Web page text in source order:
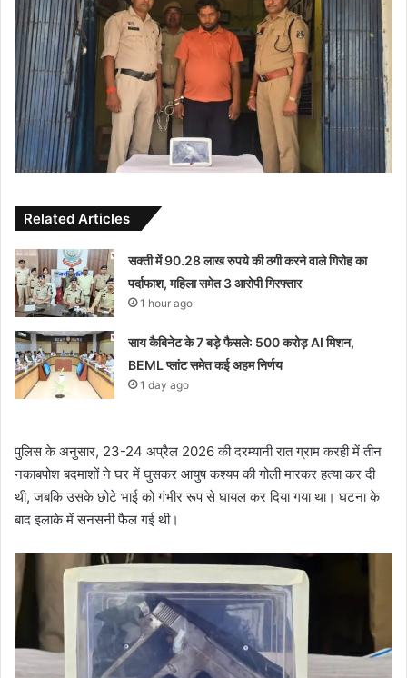
Related Articles
सक्ती में 90.28 लाख रुपये की ठगी करने वाले गिरोह का
पर्दाफाश, महिला समेत 3 आरोपी गिरफ्तार
1 hour ago
साय कैबिनेट के 7 बड़े फैसले: 500 करोड़ AI मिशन,
BEML प्लांट समेत कई अहम निर्णय
1 day ago
पुलिस के अनुसार, 23-24 अप्रैल 2026 की दरम्यानी रात ग्राम करही में तीन
नकाबपोश बदमाशों ने घर में घुसकर आयुष कश्यप की गोली मारकर हत्या कर दी
थी, जबकि उसके छोटे भाई को गंभीर रूप से घायल कर दिया गया था। घटना के
बाद इलाके में सनसनी फैल गई थी।